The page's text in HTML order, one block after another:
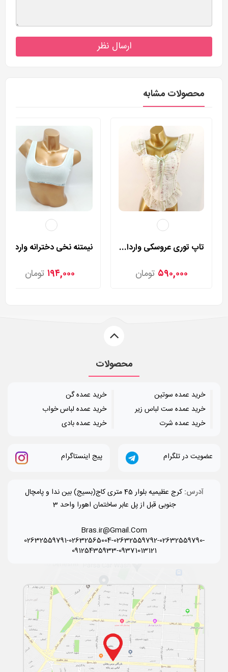
ارسال نظر
محصولات مشابه
تاپ توری عروسکی وارداتی مدل 8813
۵۹۰,۰۰۰ تومان ۱۹۴,۰۰۰ تومان
محصولات
خرید عمده سوتین
خرید عمده ست لباس زیر
خرید عمده شرت
خرید عمده گن
خرید عمده لباس خواب
خرید عمده بادی
عضویت در تلگرام پیج اینستاگرام
آدرس:
کرج عظیمیه بلوار 45 متری کاج(بسیج) بین ندا و پامچال
جنوبی قبل از پل عابر ساختمان اهورا واحد 3
Bras.ir@Gmail.Com
02632559791-02632565004-02632559792-02632559790-
09125435933-09371013121